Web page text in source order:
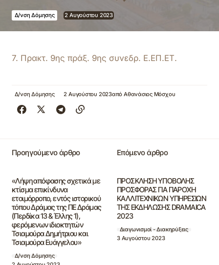
Δ/νση Δόμησης 2 Αυγούστου 2023
7. Πρακτ. 9ης πράξ. 9ης συνεδρ. Ε.ΕΠ.ΕΤ.
Δ/νση Δόμησης 2 Αυγούστου 2023από Αθανάσιος Μόσχου
Προηγούμενο άρθρο
«Λήψη απόφασης σχετικά με
κτίσμα επικίνδυνα
ετοιμόρροπο, εντός ιστορικού
τόπου Δράμας της ΠΕ Δράμας
(Περδίκα 13 & Έλλης 1),
φερόμενων ιδιοκτητών
Τσιαμούρα Δημήτριου και
Τσιαμούρα Ευάγγελου»
Δ/νση Δόμησης
Επόμενο άρθρο
ΠΡΟΣΚΛΗΣΗ ΥΠΟΒΟΛΗΣ
ΠΡΟΣΦΟΡΑΣ ΓΙΑ ΠΑΡΟΧΗ
ΚΑΛΛΙΤΕΧΝΙΚΩΝ ΥΠΗΡΕΣΙΩΝ
ΤΗΣ ΕΚΔΗΛΩΣΗΣ DRAMAICA
2023
Διαγωνισμοί - Διακηρύξεις
3 Αυγούστου 2023